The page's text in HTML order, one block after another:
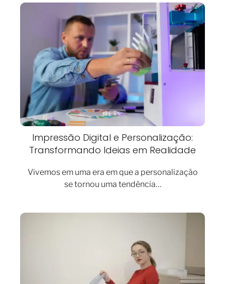
Impressão Digital e Personalização:
Transformando Ideias em Realidade
Vivemos em uma era em que a personalização
se tornou uma tendência…